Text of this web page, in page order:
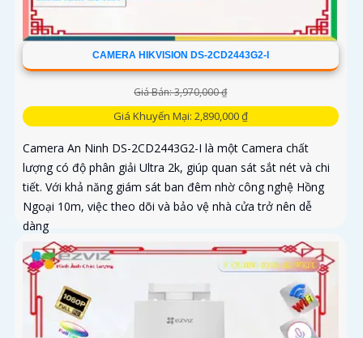
CAMERA HIKVISION DS-2CD2443G2-I
Giá Bán: 3,970,000 ₫
Giá Khuyến Mại: 2,890,000 ₫
Camera An Ninh DS-2CD2443G2-I là một Camera chất
lượng có độ phân giải Ultra 2k, giúp quan sát sắt nét và chi
tiết. Với khả năng giám sát ban đêm nhờ công nghệ Hồng
Ngoại 10m, việc theo dõi và bảo vệ nhà cửa trở nên dễ
dàng